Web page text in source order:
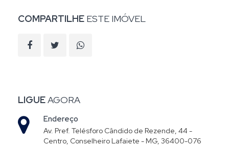
COMPARTILHE ESTE IMÓVEL
LIGUEAGORA
Endereço
Av. Pref. Telésforo Cândido de Rezende, 44 -
Centro, Conselheiro Lafaiete - MG, 36400-076